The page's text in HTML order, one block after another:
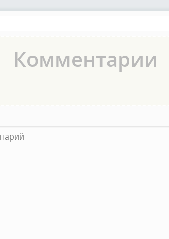
Комментарии